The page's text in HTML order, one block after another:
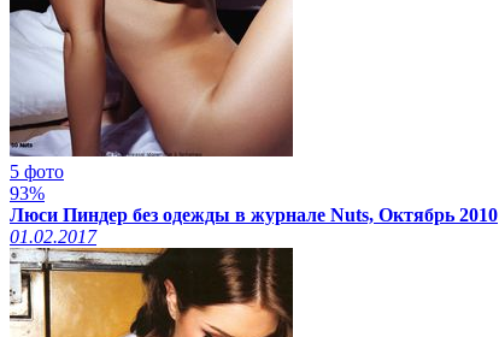
5 фото
93%
Люси Пиндер без одежды в журнале Nuts, Октябрь 2010
01.02.2017